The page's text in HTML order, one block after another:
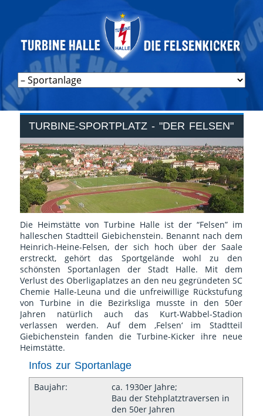
TURBINE-SPORTPLATZ - "DER FELSEN"
Die Heimstätte von Turbine Halle ist der “Felsen” im
halleschen Stadtteil Giebichenstein. Benannt nach dem
Heinrich-Heine-Felsen, der sich hoch über der Saale
erstreckt, gehört das Sportgelände wohl zu den
schönsten Sportanlagen der Stadt Halle. Mit dem
Verlust des Oberligaplatzes an den neu gegründeten SC
Chemie Halle-Leuna und die unfreiwillige Rückstufung
von Turbine in die Bezirksliga musste in den 50er
Jahren natürlich auch das Kurt-Wabbel-Stadion
verlassen werden. Auf dem ‚Felsen‘ im Stadtteil
Giebichenstein fanden die Turbine-Kicker ihre neue
Heimstätte.
Infos zur Sportanlage
Baujahr:
ca. 1930er Jahre;
Bau der Stehplatztraversen in
den 50er Jahren